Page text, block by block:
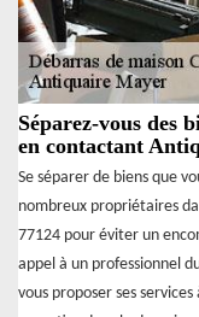
Séparez-vous des
en contactant
Se séparer de biens que
nombreux propriétaires
77124 pour éviter un
appel à un professionnel
vous proposer ses